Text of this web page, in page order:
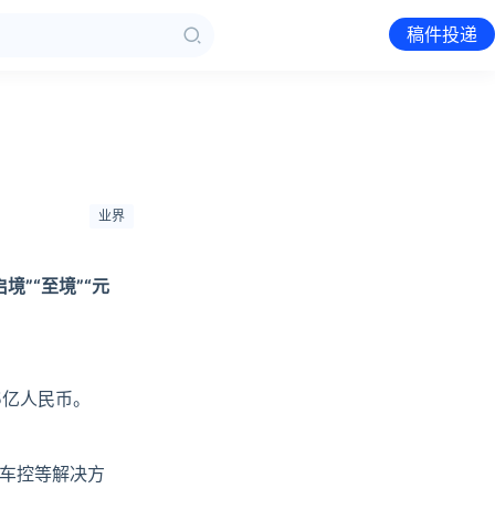
稿件投递
业界
”“至境”“元
人民币。
控等解决方